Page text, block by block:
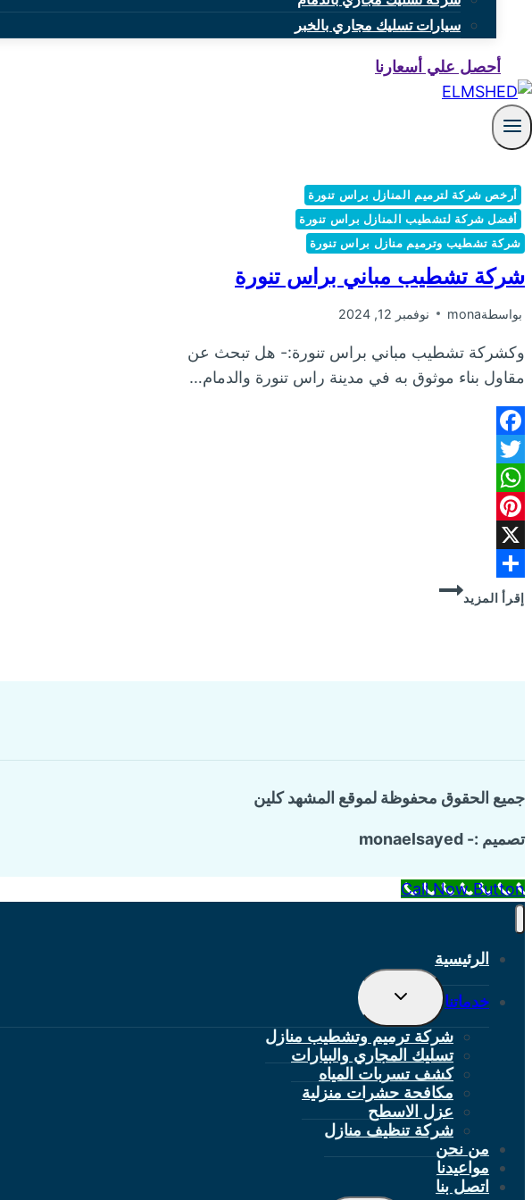
سيارات تسليك مجاري بالخبر
أحصل علي أسعارنا
أرخص شركة لترميم المنازل براس تنورة
أفضل شركة لتشطيب المنازل براس تنورة
شركة تشطيب وترميم منازل براس تنورة
شركة تشطيب مباني براس تنورة
بواسطةmona نوفمبر 12, 2024
وكشركة تشطيب مباني براس تنورة:- هل تبحث عن
مقاول بناء موثوق به في مدينة راس تنورة والدمام…
Facebook
Twitter
WhatsApp
Pinterest
X
Share
إقرأ المزيد
شركة
تشطيب
جميع الحقوق محفوظة لموقع المشهد كلين
تصميم :- monaelsayed
Call Now Button
الرئيسية
خدماتنا
تبديل
القائمة
شركة ترميم وتشطيب منازل
تسليك المجاري والبيارات
كشف تسربات المياه
مكافحة حشرات منزلية
عزل الاسطح
شركة تنظيف منازل
من نحن
مواعيدنا
اتصل بنا